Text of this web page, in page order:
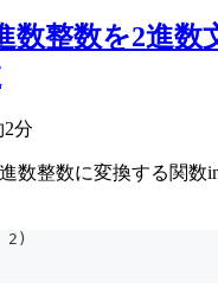
数整数を2進数
2分
数整数に変換する関数
2)